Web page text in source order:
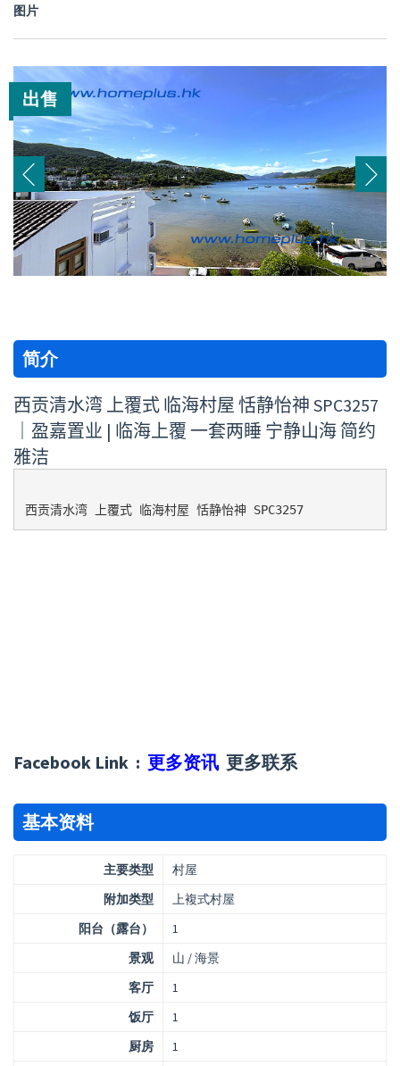
图片
出售
简介
西贡清水湾 上覆式 临海村屋 恬静怡神 SPC3257
｜盈嘉置业 | 临海上覆 一套两睡 宁静山海 简约
雅洁
西贡清水湾 上覆式 临海村屋 恬静怡神 SPC3257
Facebook Link : 更多资讯 更多联系
基本资料
主要类型
村屋
附加类型
上複式村屋
阳台（露台）
1
景观
山 / 海景
客厅
1
饭厅
1
厨房
1